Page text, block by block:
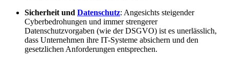
Sicherheit und Datenschutz: Angesichts steigender
Cyberbedrohungen und immer strengerer
Datenschutzvorgaben (wie der DSGVO) ist es unerlässlich,
dass Unternehmen ihre IT-Systeme absichern und den
gesetzlichen Anforderungen entsprechen.